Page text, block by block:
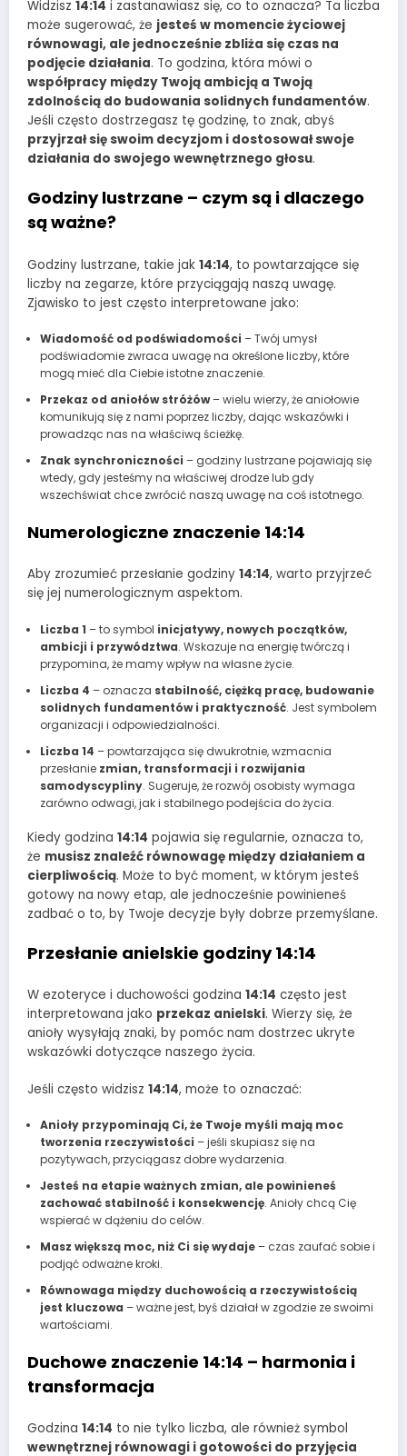
Widzisz 14:14 i zastanawiasz się, co to oznacza? Ta liczba
może sugerować, że jesteś w momencie życiowej
równowagi, ale jednocześnie zbliża się czas na
podjęcie działania. To godzina, która mówi o
współpracy między Twoją ambicją a Twoją
zdolnością do budowania solidnych fundamentów.
Jeśli często dostrzegasz tę godzinę, to znak, abyś
przyjrzał się swoim decyzjom i dostosował swoje
działania do swojego wewnętrznego głosu.
Godziny lustrzane – czym są i dlaczego
są ważne?
Godziny lustrzane, takie jak 14:14, to powtarzające się
liczby na zegarze, które przyciągają naszą uwagę.
Zjawisko to jest często interpretowane jako:
Wiadomość od podświadomości – Twój umysł
podświadomie zwraca uwagę na określone liczby, które
mogą mieć dla Ciebie istotne znaczenie.
Przekaz od aniołów stróżów– wielu wierzy, że aniołowie
komunikują się z nami poprzez liczby, dając wskazówki i
prowadząc nas na właściwą ścieżkę.
Znak synchroniczności – godziny lustrzane pojawiają się
wtedy, gdy jesteśmy na właściwej drodze lub gdy
wszechświat chce zwrócić naszą uwagę na coś istotnego.
Numerologiczne znaczenie 14:14
Aby zrozumieć przesłanie godziny 14:14, warto przyjrzeć
się jej numerologicznym aspektom.
Liczba 1 – to symbol inicjatywy, nowych początków,
ambicji i przywództwa. Wskazuje na energię twórczą i
przypomina, że mamy wpływ na własne życie.
Liczba 4 – oznacza stabilność, ciężką pracę, budowanie
solidnych fundamentów i praktyczność. Jest symbolem
organizacji i odpowiedzialności.
Liczba 14 – powtarzająca się dwukrotnie, wzmacnia
przesłanie zmian, transformacji i rozwijania
samodyscypliny. Sugeruje, że rozwój osobisty wymaga
zarówno odwagi, jak i stabilnego podejścia do życia.
Kiedy godzina 14:14 pojawia się regularnie, oznacza to,
że musisz znaleźć równowagę między działaniem a
cierpliwością. Może to być moment, w którym jesteś
gotowy na nowy etap, ale jednocześnie powinieneś
zadbać o to, by Twoje decyzje były dobrze przemyślane.
Przesłanie anielskie godziny 14:14
W ezoteryce i duchowości godzina 14:14 często jest
interpretowana jako przekaz anielski. Wierzy się, że
anioły wysyłają znaki, by pomóc nam dostrzec ukryte
wskazówki dotyczące naszego życia.
Jeśli często widzisz 14:14, może to oznaczać:
Anioły przypominają Ci, że Twoje myśli mają moc
tworzenia rzeczywistości – jeśli skupiasz się na
pozytywach, przyciągasz dobre wydarzenia.
Jesteś na etapie ważnych zmian, ale powinieneś
zachować stabilność i konsekwencję. Anioły chcą Cię
wspierać w dążeniu do celów.
Masz większą moc, niż Ci się wydaje– czas zaufać sobie i
podjąć odważne kroki.
Równowaga między duchowością a rzeczywistością
jest kluczowa – ważne jest, byś działał w zgodzie ze swoimi
wartościami.
Duchowe znaczenie 14:14 – harmonia i
transformacja
Godzina 14:14 to nie tylko liczba, ale również symbol
wewnętrznej równowagi i gotowości do przyjęcia